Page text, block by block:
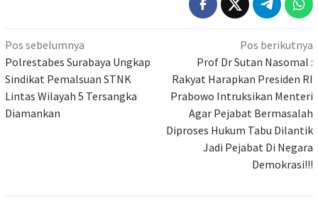
Navigasi
pos
Pos sebelumnya
Polrestabes Surabaya Ungkap
Sindikat Pemalsuan STNK
Lintas Wilayah 5 Tersangka
Diamankan
Pos berikutnya
Prof Dr Sutan Nasomal :
Rakyat Harapkan Presiden RI
Prabowo Intruksikan Menteri
Agar Pejabat Bermasalah
Diproses Hukum Tabu Dilantik
Jadi Pejabat Di Negara
Demokrasi!!!